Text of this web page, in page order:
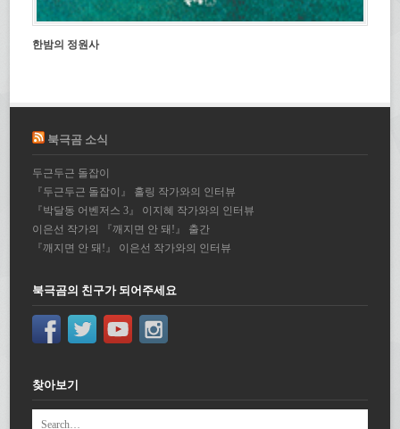
한밤의 정원사
북극곰 소식
두근두근 돌잡이
『두근두근 돌잡이』 홀링 작가와의 인터뷰
『박달동 어벤저스 3』 이지혜 작가와의 인터뷰
이은선 작가의 『깨지면 안 돼!』 출간
『깨지면 안 돼!』 이은선 작가와의 인터뷰
북극곰의 친구가 되어주세요
찾아보기